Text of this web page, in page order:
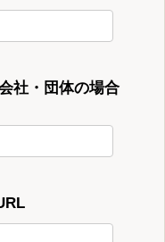
社・団体の場合